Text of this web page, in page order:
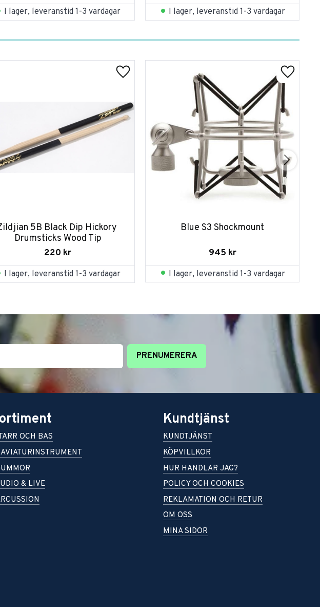
I lager, leveranstid 1-3 vardagar I lager, leveranstid 1-3 vardagar
5B Black Dip Hickory
Drumsticks Wood Tip
220 kr
I lager, leveranstid 1-3 vardagar
Blue S3 Shockmount
945 kr
I lager, leveranstid 1-3 vardagar
PRENUMERERA
OCH BAS
& LIVE
Kundtjänst
KUNDTJÄNST
KÖPVILLKOR
HUR HANDLAR JAG?
POLICY OCH COOKIES
REKLAMATION OCH RETUR
OM OSS
MINA SIDOR